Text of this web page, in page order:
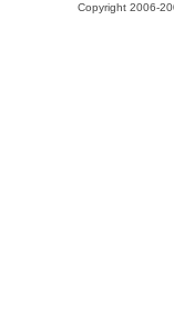
Copyright 2006-